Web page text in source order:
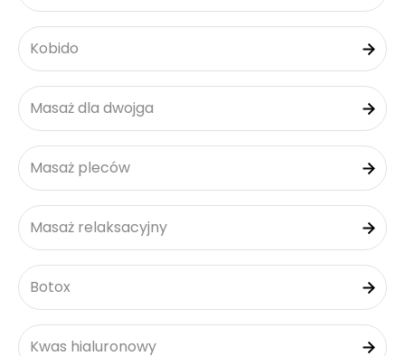
Kobido
Masaż dla dwojga
Masaż pleców
Masaż relaksacyjny
Botox
Kwas hialuronowy